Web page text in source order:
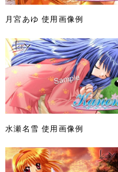
月宮あゆ 使用画像例
水瀬名雪 使用画像例